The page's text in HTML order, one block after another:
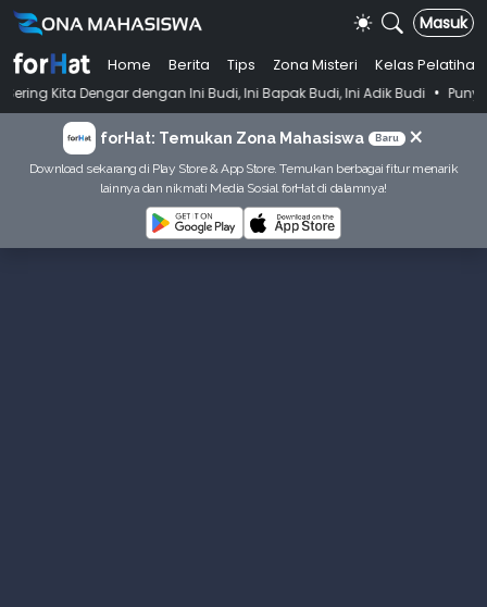
Masuk
Home Berita Tips Zona Misteri
Kelas Pelatihan
dengan Ini Budi, Ini Bapak Budi, Ini Adik Budi
• Punya Tujuan
forHat: Temukan Zona Mahasiswa Baru ×
Download sekarang di Play Store & App Store. Temukan berbagai fitur menarik
lainnya dan nikmati Media Sosial forHat di dalamnya!